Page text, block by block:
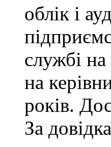
облік і
службі
на
років.
За